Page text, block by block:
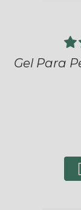
Gel Para